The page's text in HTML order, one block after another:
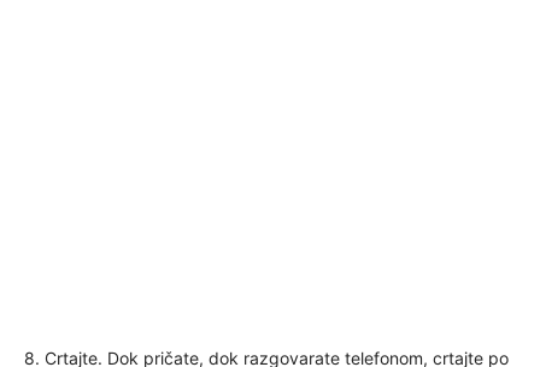
8. Crtajte. Dok pričate, dok razgovarate telefonom, crtajte po